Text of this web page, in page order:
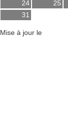
24
25
31
Mise à jour le